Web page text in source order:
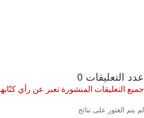
عدد التعليقات 0
جميع التعليقات المنشورة تعبر عن رأي
لم يتم العثور على نتائج